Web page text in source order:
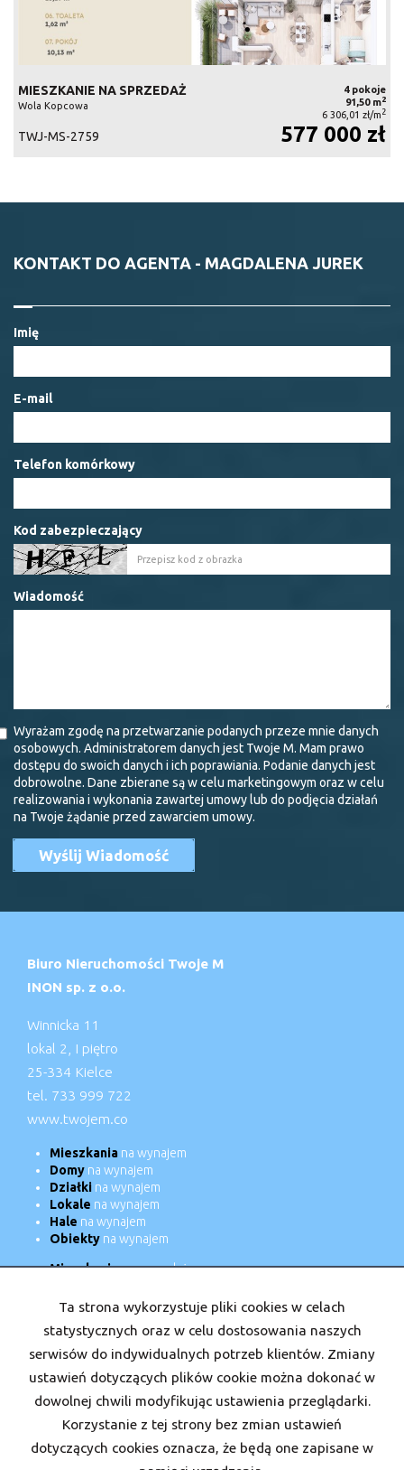
MIESZKANIE NA SPRZEDAŻ
Wola Kopcowa
4 pokoje
91,50 m2
6 306,01 zł/m 2
TWJ-MS-2759 577 000 zł
KONTAKT DO AGENTA - MAGDALENA JUREK
Imię
E-mail
Telefon komórkowy
Kod zabezpieczający
Wiadomość
Wyrażam zgodę na przetwarzanie podanych przeze mnie danych
osobowych. Administratorem danych jest Twoje M. Mam prawo
dostępu do swoich danych i ich poprawiania. Podanie danych jest
dobrowolne. Dane zbierane są w celu marketingowym oraz w celu
realizowania i wykonania zawartej umowy lub do podjęcia działań
na Twoje żądanie przed zawarciem umowy.
Biuro Nieruchomości Twoje M
INON sp. z o.o.
Winnicka 11
lokal 2, I piętro
25-334 Kielce
tel. 733 999 722
www.twojem.co
Mieszkania na wynajem
Domy na wynajem
Działki na wynajem
Lokale na wynajem
Hale na wynajem
Obiekty na wynajem
Mieszkaniana sprzedaż
Działkina sprzedaż
Halena sprzedaż
Obiektyna sprzedaż
Strona główna Nasi doradcy Kariera Kontakt Kup
Sprzedaj
Ta strona wykorzystuje pliki cookies w celach
statystycznych oraz w celu dostosowania naszych
serwisów do indywidualnych potrzeb klientów. Zmiany
ustawień dotyczących plików cookie można dokonać w
dowolnej chwili modyfikując ustawienia przeglądarki.
Korzystanie z tej strony bez zmian ustawień
dotyczących cookies oznacza, że będą one zapisane w